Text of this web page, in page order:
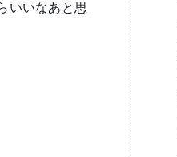
いいなあと思